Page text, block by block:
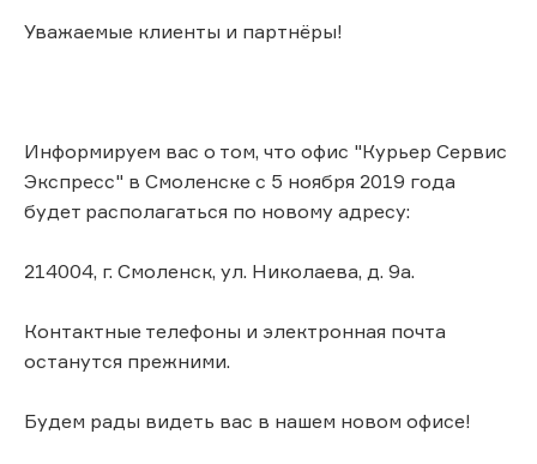
Уважаемые клиенты и партнёры!
Информируем вас о том, что офис "Курьер Сервис
Экспресс" в Смоленске с 5 ноября 2019 года
будет располагаться по новому адресу:
214004, г. Смоленск, ул. Николаева, д. 9а.
Контактные телефоны и электронная почта
останутся прежними.
Будем рады видеть вас в нашем новом офисе!